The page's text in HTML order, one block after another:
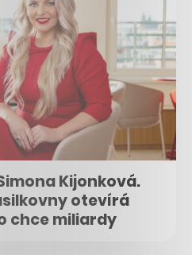
Kijonková.
otevírá
chce miliardy